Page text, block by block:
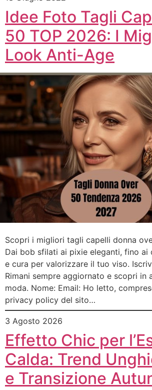
Idee Foto Tagli
50 TOP 2026: I
Look Anti-Age
Scopri i migliori tagli capelli donna
Dai bob sfilati ai pixie eleganti, fino ai
e cura per valorizzare il tuo viso.
Rimani sempre aggiornato e scopri in
moda. Nome: Email: Ho letto,
privacy policy del sito…
3 Agosto 2026
Effetto Chic per
Calda: Trend
e Transizione